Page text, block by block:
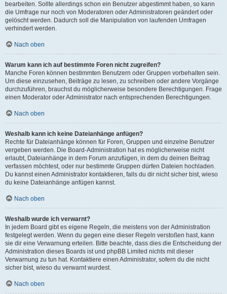
bearbeiten. Sollte allerdings schon ein Benutzer abgestimmt haben, so kann
die Umfrage nur noch von Moderatoren oder Administratoren geändert oder
gelöscht werden. Dadurch soll die Manipulation von laufenden Umfragen
verhindert werden.
Nach oben
Warum kann ich auf bestimmte Foren nicht zugreifen?
Manche Foren können bestimmten Benutzern oder Gruppen vorbehalten sein.
Um diese einzusehen, Beiträge zu lesen, zu schreiben oder andere Vorgänge
durchzuführen, brauchst du möglicherweise besondere Berechtigungen. Frage
einen Moderator oder Administrator nach entsprechenden Berechtigungen.
Nach oben
Weshalb kann ich keine Dateianhänge anfügen?
Rechte für Dateianhänge können für Foren, Gruppen und einzelne Benutzer
vergeben werden. Die Board-Administration hat es möglicherweise nicht
erlaubt, Dateianhänge in dem Forum anzufügen, in dem du deinen Beitrag
verfassen möchtest, oder nur bestimmte Gruppen dürfen Dateien hochladen.
Du kannst einen Administrator kontaktieren, falls du dir nicht sicher bist, wieso
du keine Dateianhänge anfügen kannst.
Nach oben
Weshalb wurde ich verwarnt?
In jedem Board gibt es eigene Regeln, die meistens von der Administration
festgelegt werden. Wenn du gegen eine dieser Regeln verstoßen hast, kann
sie dir eine Verwarnung erteilen. Bitte beachte, dass dies die Entscheidung der
Administration dieses Boards ist und phpBB Limited nichts mit dieser
Verwarnung zu tun hat. Kontaktiere einen Administrator, sofern du die nicht
sicher bist, wieso du verwarnt wurdest.
Nach oben